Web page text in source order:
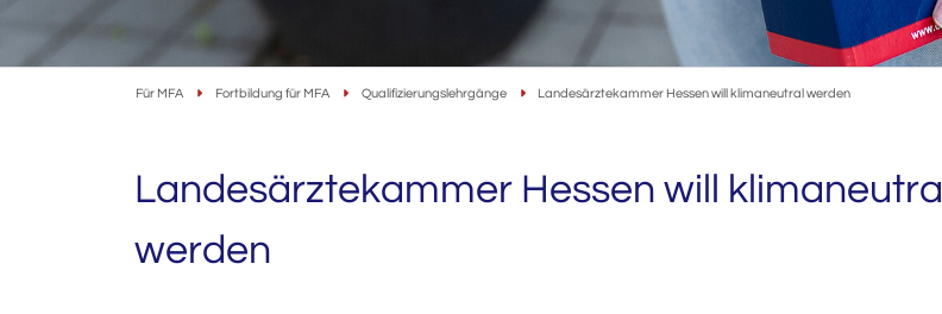
Für MFA Fortbildung für MFA Qualifizierungslehrgänge Landesärztekammer Hessen will klimaneutral werden
Landesärztekammer Hessen will klimaneutral
werden